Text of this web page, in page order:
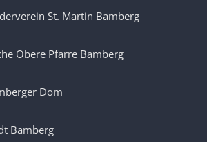
St. Martin Bamberg
Obere Pfarre Bamberg
Dom
Bamberg